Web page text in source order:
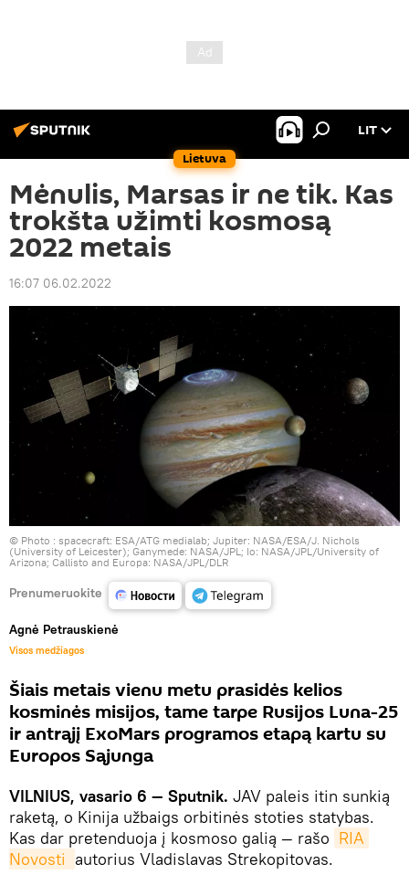
Lietuva
LIT
Mėnulis, Marsas ir ne tik. Kas
trokšta užimti kosmosą
2022 metais
16:07 06.02.2022
© Photo : spacecraft: ESA/ATG medialab; Jupiter: NASA/ESA/J. Nichols
(University of Leicester); Ganymede: NASA/JPL; Io: NASA/JPL/University of
Arizona; Callisto and Europa: NASA/JPL/DLR
Prenumeruokite
Agnė Petrauskienė
Visos medžiagos
Šiais metais vienu metu prasidės kelios
kosminės misijos, tame tarpe Rusijos Luna-25
ir antrąjį ExoMars programos etapą kartu su
Europos Sąjunga
VILNIUS, vasario 6 — Sputnik. JAV paleis itin sunkią
raketą, o Kinija užbaigs orbitinės stoties statybas.
Kas dar pretenduoja į kosmoso galią — rašo RIA
Novosti autorius Vladislavas Strekopitovas.